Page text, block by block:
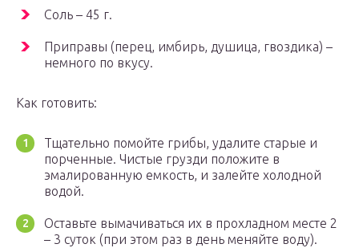
Соль – 45 г.
Приправы (перец, имбирь, душица, гвоздика) –
немного по вкусу.
Как готовить:
Тщательно помойте грибы, удалите старые и
порченные. Чистые грузди положите в
эмалированную емкость, и залейте холодной
водой.
Оставьте вымачиваться их в прохладном месте 2
– 3 суток (при этом раз в день меняйте воду).